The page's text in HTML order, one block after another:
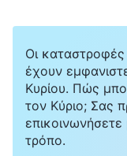
Οι
έχουν
Κυρίου. Πώς
τον Κύριο; Σας
επικοινωνήσετε
τρόπο.